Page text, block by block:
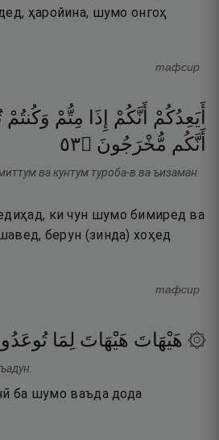
ҳаройина, шумо онгоҳ
тафсир
أَيَعِدُكُمْ أَنَّكُمْ إِذَا مِتُّمْ وَكُنتُمْ
أَنَّكُم مُّخْرَجُونَ ۝٣٥
ва кунтум туроба-в ва ъизаман
ки чун шумо бимиред ва
берун (зинда) хоҳед
тафсир
۞ هَيْهَاتَ هَيْهَاتَ لِمَا
ба шумо ваъда дода